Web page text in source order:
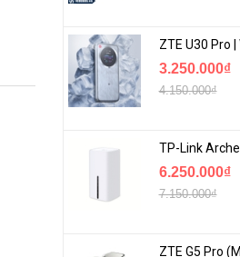
3.250.000₫
4.150.000₫
6.250.000₫
7.150.000₫